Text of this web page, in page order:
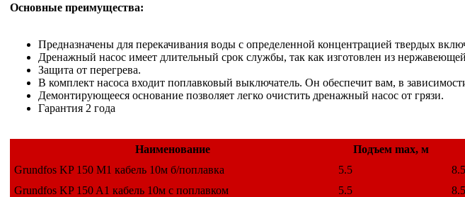
Основные преимущества:
Предназначены для перекачивания воды с определенной концентрацией твердых
Дренажный насос имеет длительный срок службы, так как изготовлен из
Защита от перегрева.
В комплект насоса входит поплавковый выключатель. Он обеспечит вам, в
Демонтирующееся основание позволяет легко очистить дренажный насос от грязи.
Гарантия 2 года
Наименование Подъем max, м
Grundfos KP 150 М1 кабель 10м б/поплавка
5.5 8.5
Grundfos KP 150 A1 кабель 10м с поплавком
5.5 8.5